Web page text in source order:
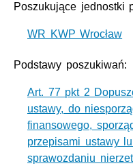
Poszukujące jednostki
WR KWP Wrocław
Podstawy poszukiwań:
Art. 77 pkt 2
ustawy, do
finansowego,
przepisami ustawy
sprawozdaniu